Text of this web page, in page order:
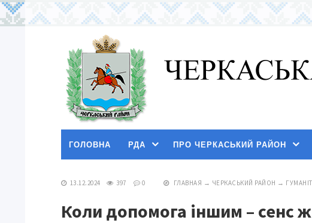
ГОЛОВНА РДА ПРО ЧЕРКАСЬКИЙ РАЙОН
13.12.2024 397 0 ГЛАВНАЯ → ЧЕРКАСЬКИЙ РАЙОН →
Коли допомога іншим – сенс